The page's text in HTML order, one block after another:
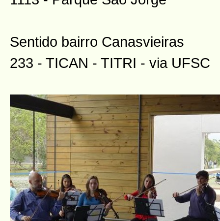
Sentido bairro Canasvieiras
233 - TICAN - TITRI - via UFSC